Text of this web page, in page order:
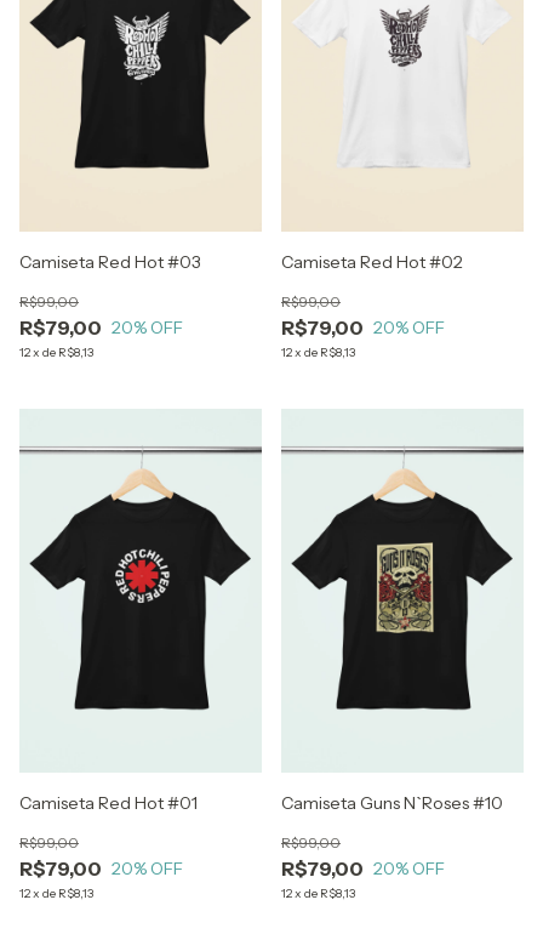
Camiseta Red Hot #03
R$79,00
R$99,00
20% OFF
12x de R$8,13
Camiseta Red Hot #02
R$79,00
R$99,00
20% OFF
12x de R$8,13
Camiseta Red Hot #01
R$79,00
R$99,00
20% OFF
12x de R$8,13
Camiseta Guns N`Roses #10
R$79,00
R$99,00
20% OFF
12x de R$8,13